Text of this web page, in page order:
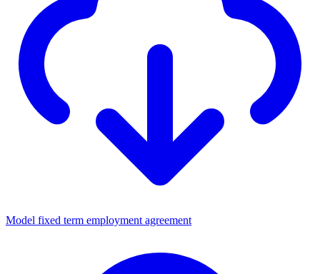
Model fixed term employment agreement